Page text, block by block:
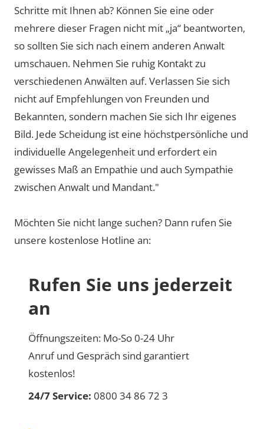
Schritte mit Ihnen ab? Können Sie eine oder
mehrere dieser Fragen nicht mit „ja“ beantworten,
so sollten Sie sich nach einem anderen Anwalt
umschauen. Nehmen Sie ruhig Kontakt zu
verschiedenen Anwälten auf. Verlassen Sie sich
nicht auf Empfehlungen von Freunden und
Bekannten, sondern machen Sie sich Ihr eigenes
Bild. Jede Scheidung ist eine höchstpersönliche und
individuelle Angelegenheit und erfordert ein
gewisses Maß an Empathie und auch Sympathie
zwischen Anwalt und Mandant."
Möchten Sie nicht lange suchen? Dann rufen Sie
unsere kostenlose Hotline an:
Rufen Sie uns jederzeit
an
Öffnungszeiten: Mo-So 0-24 Uhr
Anruf und Gespräch sind garantiert
kostenlos!
24/7 Service: 0800 34 86 72 3